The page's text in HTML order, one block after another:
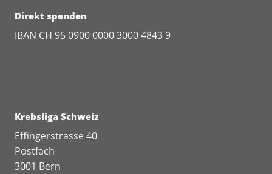
Direkt spenden
IBAN CH 95 0900 0000 3000 4843 9
Krebsliga Schweiz
Effingerstrasse 40
Postfach
3001 Bern